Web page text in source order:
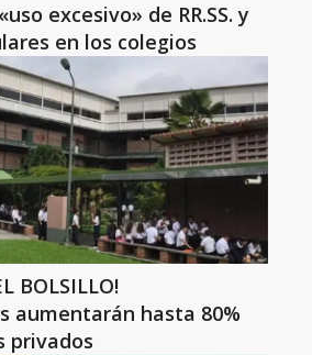
excesivo» de RR.SS. y
en los colegios
BOLSILLO!
aumentarán hasta 80%
privados